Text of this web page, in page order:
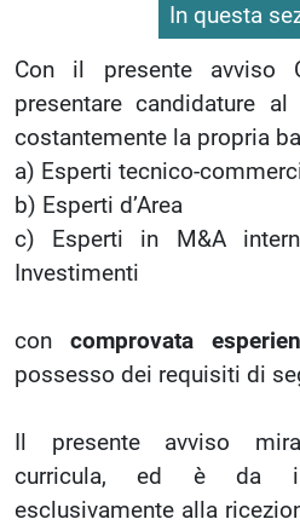
In questa
Con il presente avviso
presentare candidature
costantemente la propria
a) Esperti tecnico-
b) Esperti d’Area
c) Esperti in M&A
Investimenti
con comprovata
possesso dei requisiti di
Il presente avviso
curricula, ed è da
esclusivamente alla